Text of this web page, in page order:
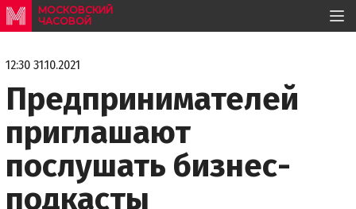
МОСКОВСКИЙ
ЧАСОВОЙ
12:30 31.10.2021
Предпринимателей
приглашают
послушать бизнес-
подкасты